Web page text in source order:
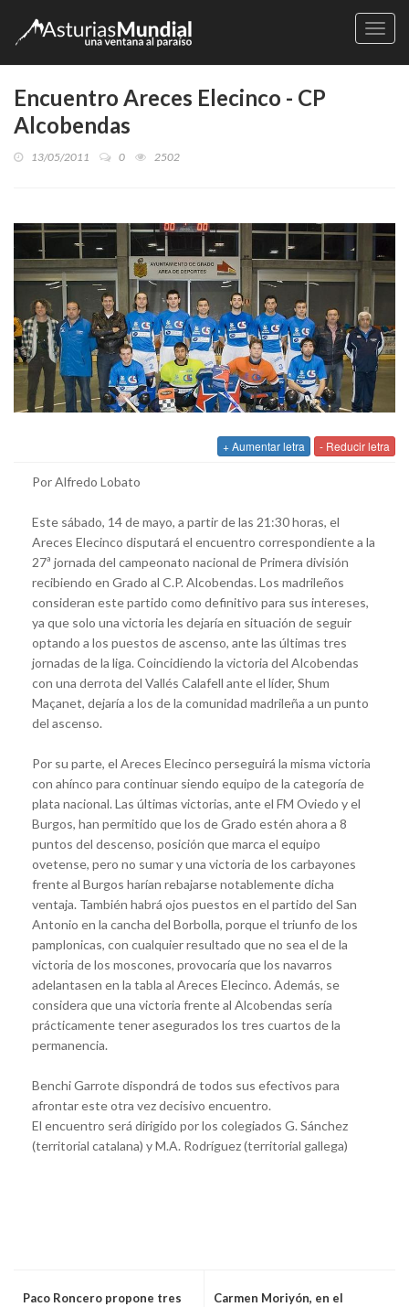
Encuentro Areces Elecinco - CP
Alcobendas
13/05/2011 0 2502
+ Aumentar letra - Reducir letra
Por Alfredo Lobato
Este sábado, 14 de mayo, a partir de las 21:30 horas, el
Areces Elecinco disputará el encuentro correspondiente a la
27ª jornada del campeonato nacional de Primera división
recibiendo en Grado al C.P. Alcobendas. Los madrileños
consideran este partido como definitivo para sus intereses,
ya que solo una victoria les dejaría en situación de seguir
optando a los puestos de ascenso, ante las últimas tres
jornadas de la liga. Coincidiendo la victoria del Alcobendas
con una derrota del Vallés Calafell ante el líder, Shum
Maçanet, dejaría a los de la comunidad madrileña a un punto
del ascenso.
Por su parte, el Areces Elecinco perseguirá la misma victoria
con ahínco para continuar siendo equipo de la categoría de
plata nacional. Las últimas victorias, ante el FM Oviedo y el
Burgos, han permitido que los de Grado estén ahora a 8
puntos del descenso, posición que marca el equipo
ovetense, pero no sumar y una victoria de los carbayones
frente al Burgos harían rebajarse notablemente dicha
ventaja. También habrá ojos puestos en el partido del San
Antonio en la cancha del Borbolla, porque el triunfo de los
pamplonicas, con cualquier resultado que no sea el de la
victoria de los moscones, provocaría que los navarros
adelantasen en la tabla al Areces Elecinco. Además, se
considera que una victoria frente al Alcobendas sería
prácticamente tener asegurados los tres cuartos de la
permanencia.
Benchi Garrote dispondrá de todos sus efectivos para
afrontar este otra vez decisivo encuentro.
El encuentro será dirigido por los colegiados G. Sánchez
(territorial catalana) y M.A. Rodríguez (territorial gallega)
Paco Roncero propone tres
Carmen Moriyón, en el